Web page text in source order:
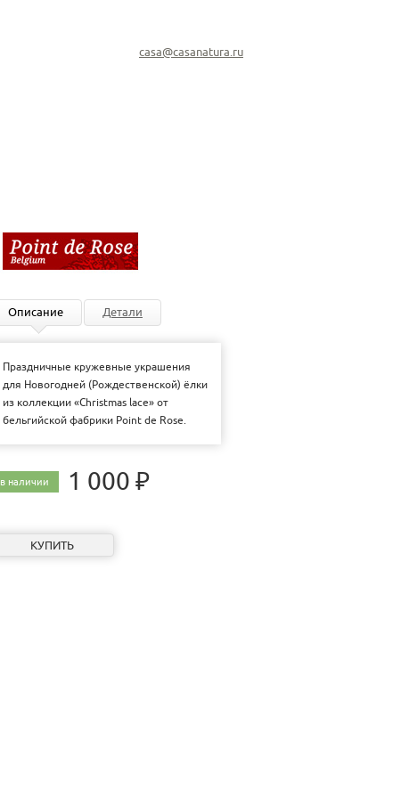
casa@casanatura.ru
Описание Детали
Праздничные кружевные украшения
для Новогодней (Рождественской) ёлки
из коллекции «Christmas lace» от
бельгийской фабрики Point de Rose.
в наличии 1 000 ₽